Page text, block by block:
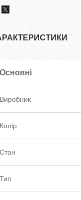
Основні
Виробник
Колір
Стан
Тип